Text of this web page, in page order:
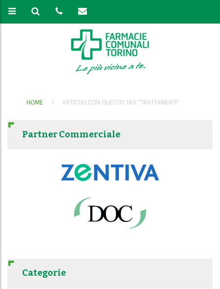
HOME ARTICOLI CON QUESTO TAG "TRATTAMENTI"
Partner Commerciale
Categorie